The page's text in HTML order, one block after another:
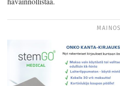
MAINOS